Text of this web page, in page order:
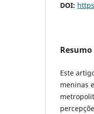
DOI:
Resumo
Este
meninas